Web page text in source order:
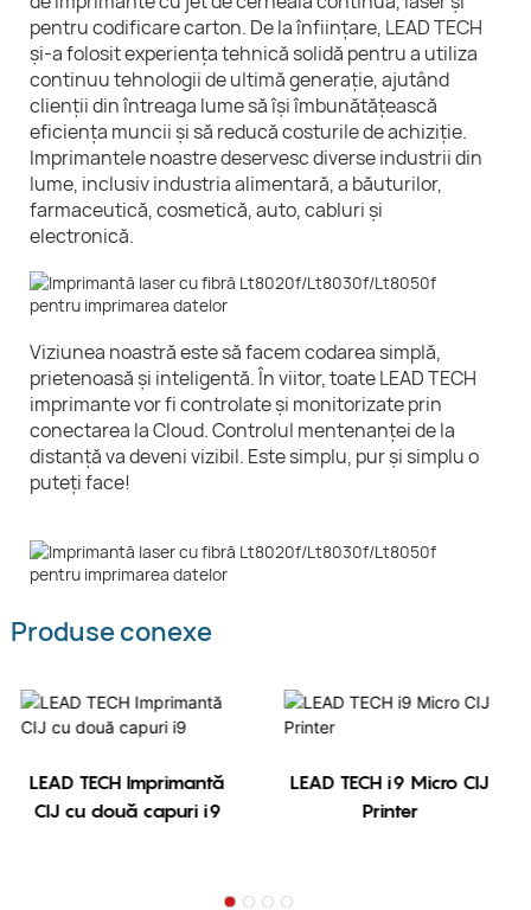
pentru codificare carton. De la înființare, LEAD TECH
și-a folosit experiența tehnică solidă pentru a utiliza
continuu tehnologii de ultimă generație, ajutând
clienții din întreaga lume să își îmbunătățească
eficiența muncii și să reducă costurile de achiziție.
Imprimantele noastre deservesc diverse industrii din
lume, inclusiv industria alimentară, a băuturilor,
farmaceutică, cosmetică, auto, cabluri și
electronică.
Viziunea noastră este să facem codarea simplă,
prietenoasă și inteligentă. În viitor, toate LEAD TECH
imprimante vor fi controlate și monitorizate prin
conectarea la Cloud. Controlul mentenanței de la
distanță va deveni vizibil. Este simplu, pur și simplu o
puteți face!
Produse conexe
LEAD TECH Imprimantă
CIJ cu două capuri i9
LEAD TECH i9 Micro CIJ
Printer